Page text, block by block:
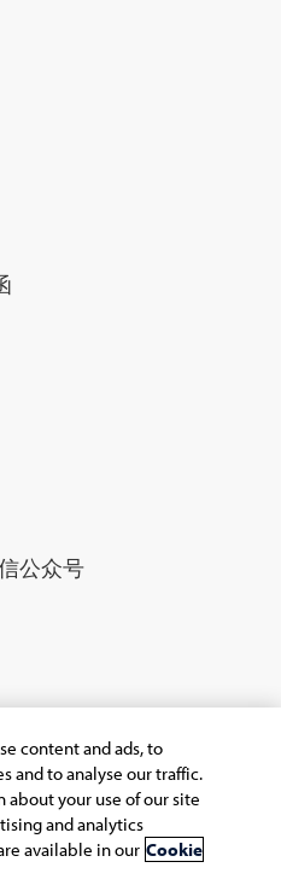
公众号
content and ads, to
and to analyse our traffic.
about your use of our site
and analytics
available in our Cookie